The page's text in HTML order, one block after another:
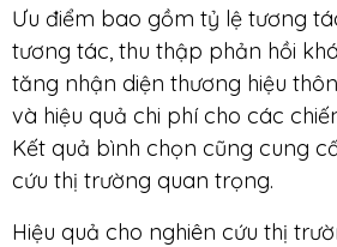
Ưu điểm bao gồm tỷ lệ tương
tương tác, thu thập phản hồi
tăng nhận diện thương hiệu
và hiệu quả chi phí cho các
Kết quả bình chọn cũng cung
cứu thị trường quan trọng.
Hiệu quả cho nghiên cứu thị